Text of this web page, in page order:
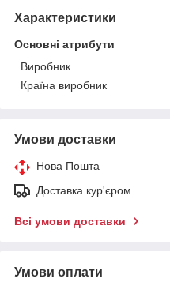
Характеристики
Основні атрибути
Виробник
Країна виробник
Умови доставки
Нова Пошта
Доставка кур'єром
Всі умови доставки
Умови оплати